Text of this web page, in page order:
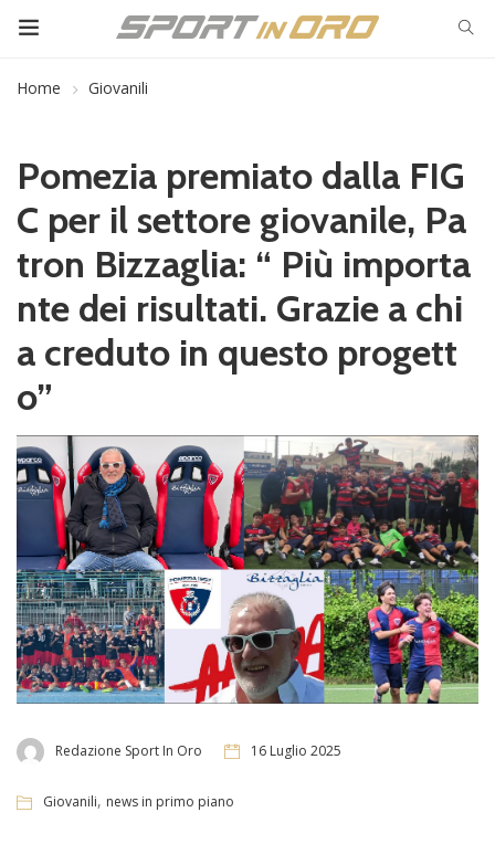
Home Giovanili
Pomezia premiato dalla FIG
C per il settore giovanile, Pa
tron Bizzaglia: “ Più importa
nte dei risultati. Grazie a chi
a creduto in questo progett
o”
Redazione Sport In Oro 16 Luglio 2025
Giovanili, news in primo piano